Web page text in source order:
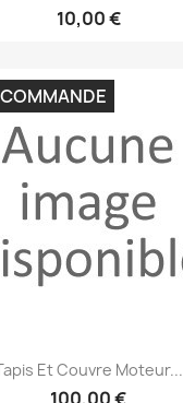
10,00 €
Et Couvre Moteur...